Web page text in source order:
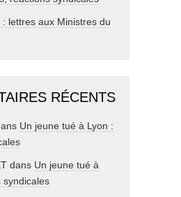
lettres aux Ministres du
RÉCENTS
Un jeune tué à Lyon :
dans Un jeune tué à
syndicales